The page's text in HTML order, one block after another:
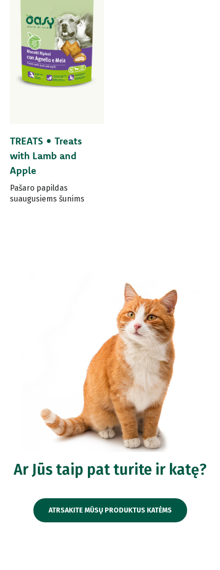
TREATS • Treats
with Lamb and
Apple
Pašaro papildas
suaugusiems šunims
Ar Jūs taip pat turite ir katę?
ATRSAKITE MŪSŲ PRODUKTUS KATĖMS